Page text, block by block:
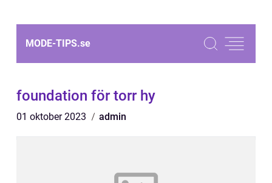
MODE-TIPS.se
foundation för torr hy
01 oktober 2023 admin